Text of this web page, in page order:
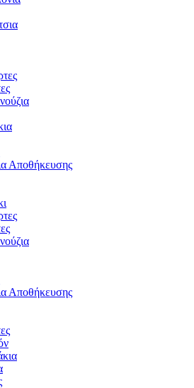
Αποθήκευσης
Αποθήκευσης